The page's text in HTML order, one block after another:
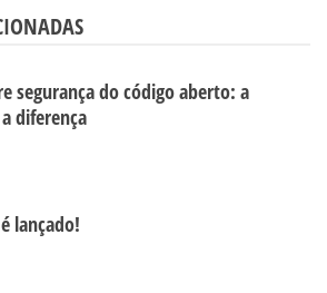
segurança do código aberto: a
diferença
lançado!